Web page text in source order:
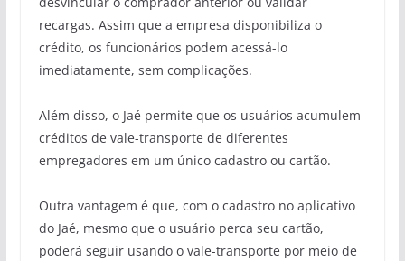
recargas. Assim que a empresa disponibiliza o
crédito, os funcionários podem acessá-lo
imediatamente, sem complicações.
Além disso, o Jaé permite que os usuários acumulem
créditos de vale-transporte de diferentes
empregadores em um único cadastro ou cartão.
Outra vantagem é que, com o cadastro no aplicativo
do Jaé, mesmo que o usuário perca seu cartão,
poderá seguir usando o vale-transporte por meio de